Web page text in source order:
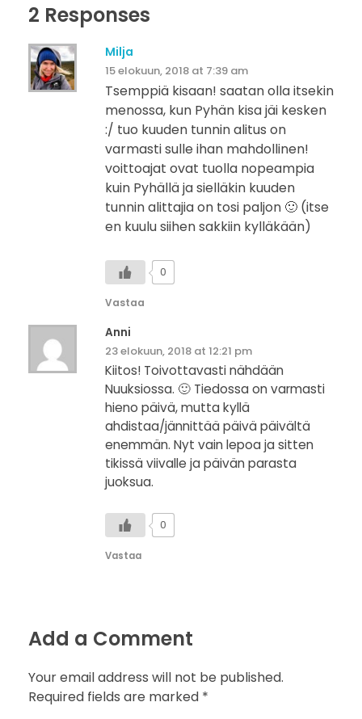
2 Responses
Milja
15 elokuun, 2018 at 7:39 am
Tsemppiä kisaan! saatan olla itsekin
menossa, kun Pyhän kisa jäi kesken
:/ tuo kuuden tunnin alitus on
varmasti sulle ihan mahdollinen!
voittoajat ovat tuolla nopeampia
kuin Pyhällä ja sielläkin kuuden
tunnin alittajia on tosi paljon 🙂 (itse
en kuulu siihen sakkiin kylläkään)
0
Vastaa
Anni
23 elokuun, 2018 at 12:21 pm
Kiitos! Toivottavasti nähdään
Nuuksiossa. 🙂 Tiedossa on varmasti
hieno päivä, mutta kyllä
ahdistaa/jännittää päivä päivältä
enemmän. Nyt vain lepoa ja sitten
tikissä viivalle ja päivän parasta
juoksua.
0
Vastaa
Add a Comment
Your email address will not be published.
Required fields are marked *